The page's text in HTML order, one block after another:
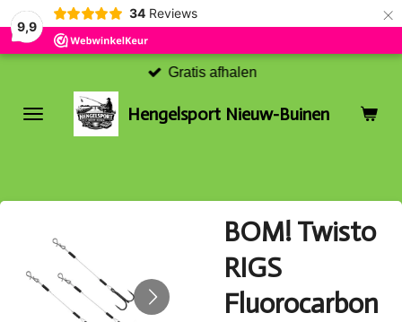
9,9
34 Reviews ×
Hengelsport Nieuw-Buinen
Gratis afhalen
BOM! Twisto
RIGS
Fluorocarbon